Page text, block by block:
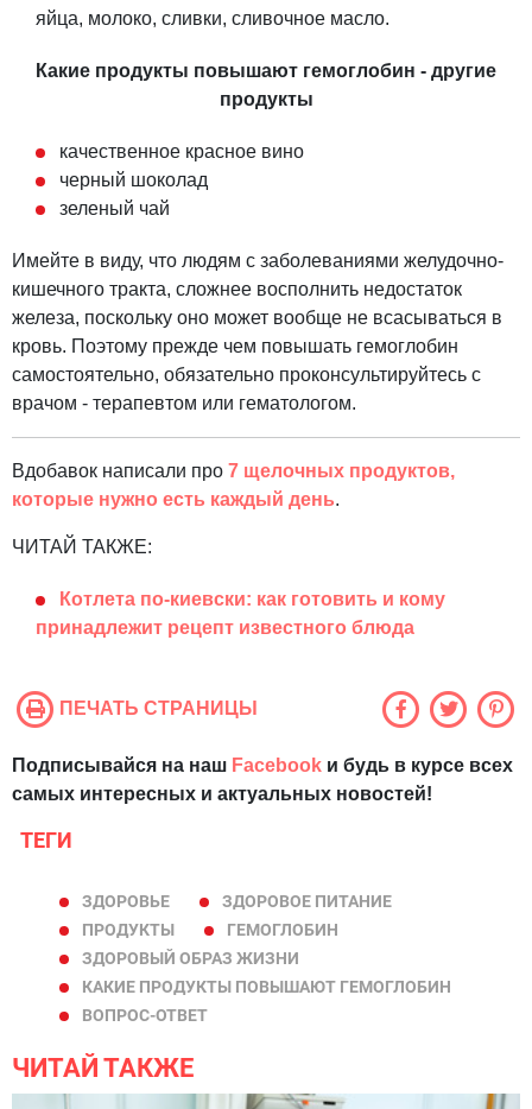
яйца, молоко, сливки, сливочное масло.
Какие продукты повышают гемоглобин - другие
продукты
качественное красное вино
черный шоколад
зеленый чай
Имейте в виду, что людям с заболеваниями желудочно-
кишечного тракта, сложнее восполнить недостаток
железа, поскольку оно может вообще не всасываться в
кровь. Поэтому прежде чем повышать гемоглобин
самостоятельно, обязательно проконсультируйтесь с
врачом - терапевтом или гематологом.
Вдобавок написали про 7 щелочных продуктов,
которые нужно есть каждый день.
ЧИТАЙ ТАКЖЕ:
Котлета по-киевски: как готовить и кому
принадлежит рецепт известного блюда
ПЕЧАТЬ СТРАНИЦЫ
Подписывайся на наш Facebook и будь в курсе всех
самых интересных и актуальных новостей!
ТЕГИ
ЗДОРОВЬЕ
ЗДОРОВОЕ ПИТАНИЕ
ПРОДУКТЫ
ГЕМОГЛОБИН
ЗДОРОВЫЙ ОБРАЗ ЖИЗНИ
КАКИЕ ПРОДУКТЫ ПОВЫШАЮТ ГЕМОГЛОБИН
ВОПРОС-ОТВЕТ
ЧИТАЙ ТАКЖЕ